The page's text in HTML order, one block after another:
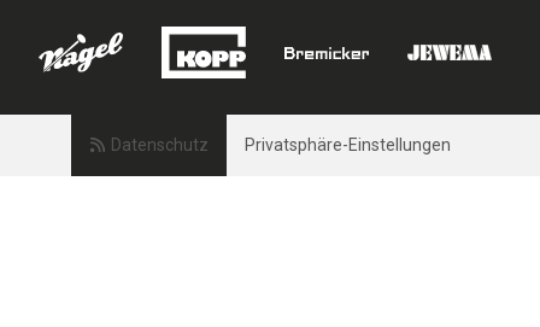
Datenschutz Privatsphäre-Einstellungen